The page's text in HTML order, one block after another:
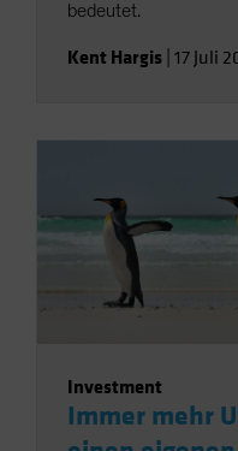
bedeutet.
Kent Hargis 17 Juli
Investment
Immer mehr